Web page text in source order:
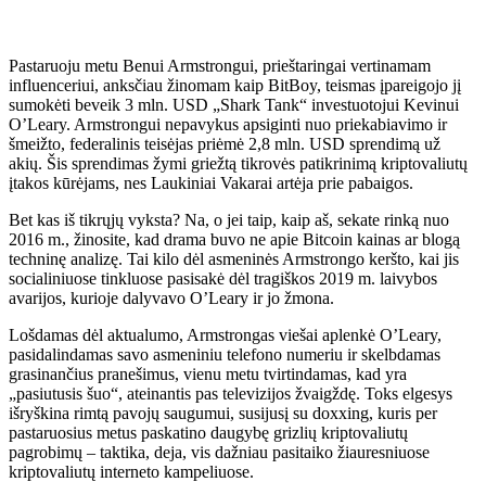
Pastaruoju metu Benui Armstrongui, prieštaringai vertinamam
influenceriui, anksčiau žinomam kaip BitBoy, teismas įpareigojo jį
sumokėti beveik 3 mln. USD „Shark Tank“ investuotojui Kevinui
O’Leary. Armstrongui nepavykus apsiginti nuo priekabiavimo ir
šmeižto, federalinis teisėjas priėmė 2,8 mln. USD sprendimą už
akių. Šis sprendimas žymi griežtą tikrovės patikrinimą kriptovaliutų
įtakos kūrėjams, nes Laukiniai Vakarai artėja prie pabaigos.
Bet kas iš tikrųjų vyksta? Na, o jei taip, kaip aš, sekate rinką nuo
2016 m., žinosite, kad drama buvo ne apie Bitcoin kainas ar blogą
techninę analizę. Tai kilo dėl asmeninės Armstrongo keršto, kai jis
socialiniuose tinkluose pasisakė dėl tragiškos 2019 m. laivybos
avarijos, kurioje dalyvavo O’Leary ir jo žmona.
Lošdamas dėl aktualumo, Armstrongas viešai aplenkė O’Leary,
pasidalindamas savo asmeniniu telefono numeriu ir skelbdamas
grasinančius pranešimus, vienu metu tvirtindamas, kad yra
„pasiutusis šuo“, ateinantis pas televizijos žvaigždę. Toks elgesys
išryškina rimtą pavojų saugumui, susijusį su doxxing, kuris per
pastaruosius metus paskatino daugybę grizlių kriptovaliutų
pagrobimų – taktika, deja, vis dažniau pasitaiko žiauresniuose
kriptovaliutų interneto kampeliuose.